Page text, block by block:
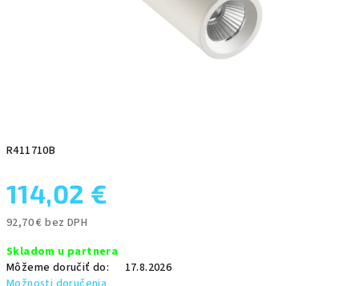
R411710B
114,02 €
92,70 € bez DPH
cena:
Skladom u partnera
Môžeme doručiť do:
17.8.2026